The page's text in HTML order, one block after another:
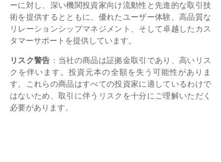
ーに対し、深い機関投資家向け流動性と先進的な取引技
術を提供するとともに、優れたユーザー体験、高品質な
リレーションシップマネジメント、そして卓越したカス
タマーサポートを提供しています。
リスク警告 ：当社の商品は証拠金取引であり、高いリス
クを伴います。投資元本の全額を失う可能性がありま
す。これらの商品はすべての投資家に適しているわけで
はないため、取引に伴うリスクを十分にご理解いただく
必要があります。